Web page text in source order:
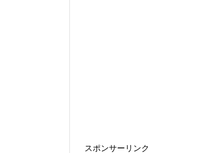
スポンサーリンク